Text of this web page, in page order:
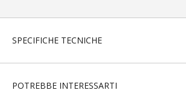
SPECIFICHE TECNICHE
POTREBBE INTERESSARTI